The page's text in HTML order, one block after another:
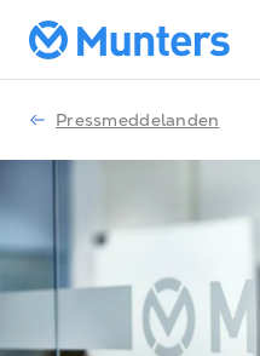
Pressmeddelanden